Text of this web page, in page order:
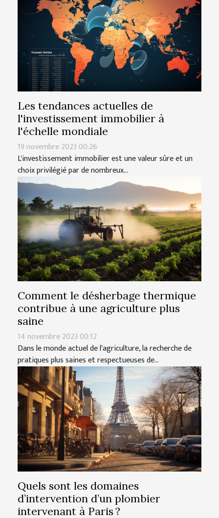
Les tendances actuelles de
l'investissement immobilier à
l'échelle mondiale
19 novembre 2023 00:26
L'investissement immobilier est une valeur sûre et un
choix privilégié par de nombreux...
Comment le désherbage thermique
contribue à une agriculture plus
saine
14 novembre 2023 00:12
Dans le monde actuel de l'agriculture, la recherche de
pratiques plus saines et respectueuses de...
Quels sont les domaines
d’intervention d’un plombier
intervenant à Paris ?